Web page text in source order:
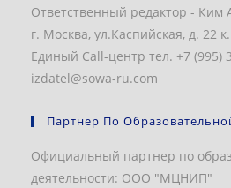
Ответственный редактор - Ким
г. Москва, ул.Каспийская, д. 22
Единый Call-центр тел. +7 (995)
izdatel@sowa-ru.com
Партнер По
Официальный партнер по
деятельности: ООО "МЦНИП"